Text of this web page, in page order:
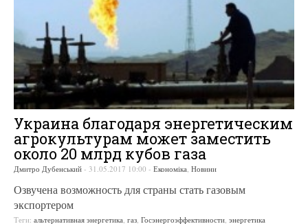
Украина благодаря энергетическим
агрокультурам может заместить
около 20 млрд кубов газа
Дмитро Дубенський - 31.05.2017 10:00 - Економіка Новини
Озвучена возможность для страны стать газовым
экспортером
Теги: альтернативная энергетика газ Госэнергоэффективности энергетика